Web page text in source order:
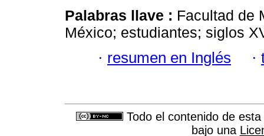
Palabras llave : Facultad de
México; estudiantes; siglos
· resumen en Inglés ·
Todo el contenido de
bajo una